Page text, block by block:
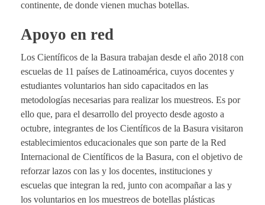
continente, de donde vienen muchas botellas.
Apoyo en red
Los Científicos de la Basura trabajan desde el año 2018 con
escuelas de 11 países de Latinoamérica, cuyos docentes y
estudiantes voluntarios han sido capacitados en las
metodologías necesarias para realizar los muestreos. Es por
ello que, para el desarrollo del proyecto desde agosto a
octubre, integrantes de los Científicos de la Basura visitaron
establecimientos educacionales que son parte de la Red
Internacional de Científicos de la Basura, con el objetivo de
reforzar lazos con las y los docentes, instituciones y
escuelas que integran la red, junto con acompañar a las y
los voluntarios en los muestreos de botellas plásticas